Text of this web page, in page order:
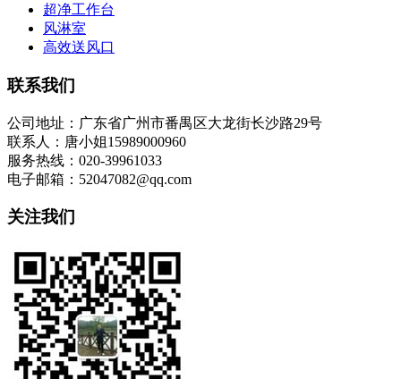
超净工作台
风淋室
高效送风口
联系我们
公司地址：广东省广州市番禺区大龙街长沙路29号
联系人：唐小姐15989000960
服务热线：020-39961033
电子邮箱：52047082@qq.com
关注我们